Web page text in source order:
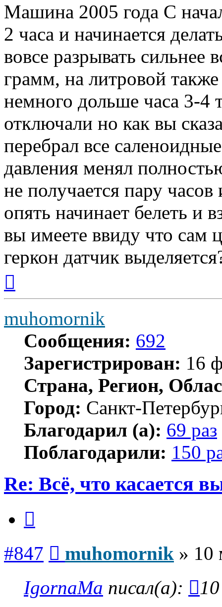
Машина 2005 года С
2 часа и начинается
вовсе разрывать сильнее
грамм, на литровой
немного дольше часа 3-4
отключали но как вы
перебрал все
давления менял
не получается пару
опять начинает белеть и
вы имеете ввиду что сам
геркон датчик
началу
muhomornik
Сообщения: 692
Зарегистрирован: 16
Страна, Регион,
Город: Санкт-
Благодарил (а): 69 раз
Поблагодарили: 150
Re: Всё, что касается
#847 muhomornik » 10
IgornaMa писал(а):